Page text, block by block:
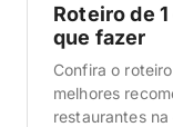
Roteiro de
que fazer
Confira o
melhores
restaurantes